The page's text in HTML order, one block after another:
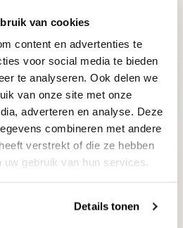
van cookies
content en advertenties te
voor social media te bieden
te analyseren. Ook delen we
van onze site met onze
adverteren en analyse. Deze
combineren met andere
verstrekt of die ze hebben
gebruik van hun services.
Details tonen
proeverijen en